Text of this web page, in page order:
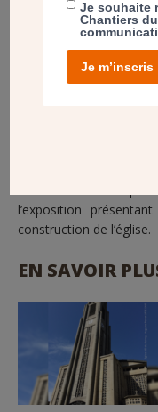
l’exposition
construction de l’église.
EN SAVOIR
Je souhaite
Chantiers
Je m’inscris